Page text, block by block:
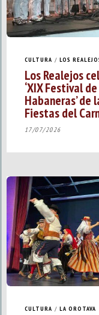
CULTURA / LOS
Los Realejos
‘XIX Festival de
Habaneras’ de
Fiestas del
17/07/2026
CULTURA / LA OROTAVA